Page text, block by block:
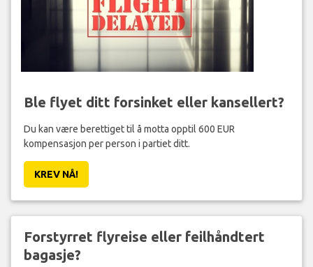
Ble flyet ditt forsinket eller kansellert?
Du kan være berettiget til å motta opptil 600 EUR
kompensasjon per person i partiet ditt.
KREV NÅ!
Forstyrret flyreise eller feilhåndtert
bagasje?